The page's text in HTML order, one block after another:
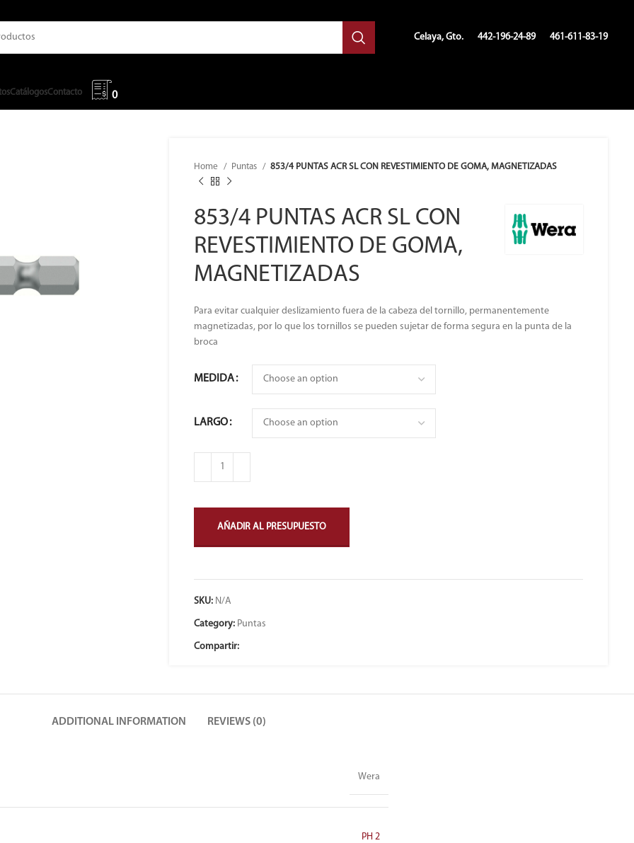
Celaya, Gto. 442-196-24-89 461-611-83-19
CatálogosContacto 0
Home Puntas 853/4 PUNTAS ACR SL CON REVESTIMIENTO DE GOMA, MAGNETIZADAS
853/4 PUNTAS ACR SL CON
REVESTIMIENTO DE GOMA,
MAGNETIZADAS
Para evitar cualquier deslizamiento fuera de la cabeza del tornillo, permanentemente
magnetizadas, por lo que los tornillos se pueden sujetar de forma segura en la punta de la
broca
MEDIDA
LARGO
AÑADIR AL PRESUPUESTO
SKU: N/A
Category: Puntas
Compartir:
ADDITIONAL INFORMATION REVIEWS (0)
Wera
PH 2